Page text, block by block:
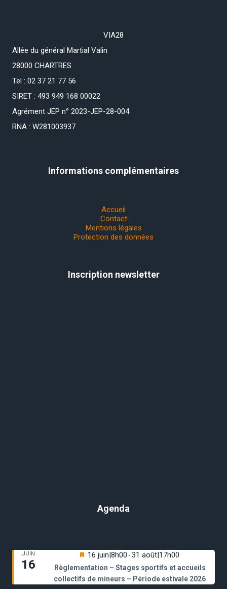
VIA28
Allée du général Martial Valin
28000 CHARTRES
Tel : 02 37 21 77 56
SIRET : 493 949 168 00022
Agrément JEP n° 2023-JEP-28-004
RNA : W281003937
Informations complémentaires
Accueil
Contact
Mentions légales
Protection des données
Inscription newsletter
Agenda
JUIN
16
Mis
en
avant
16 juin|8h00 - 31 août|17h00
Règlementation – Stages sportifs et accueils
collectifs de mineurs – Période estivale 2026